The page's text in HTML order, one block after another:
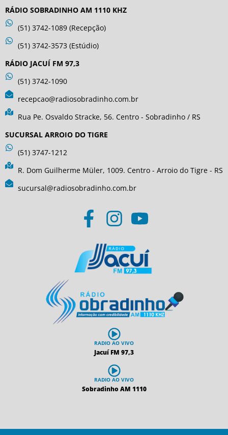
RÁDIO SOBRADINHO AM 1110 KHZ
(51) 3742-1089 (Recepção)
(51) 3742-3573 (Estúdio)
RÁDIO JACUÍ FM 97,3
(51) 3742-1090
recepcao@radiosobradinho.com.br
Rua Pe. Osvaldo Stracke, 56. Centro - Sobradinho / RS
SUCURSAL ARROIO DO TIGRE
(51) 3747-1212
R. Dom Guilherme Müler, 1009. Centro - Arroio do Tigre - RS
sucursal@radiosobradinho.com.br
RADIO AO VIVO
Jacuí FM 97,3
RADIO AO VIVO
Sobradinho AM 1110